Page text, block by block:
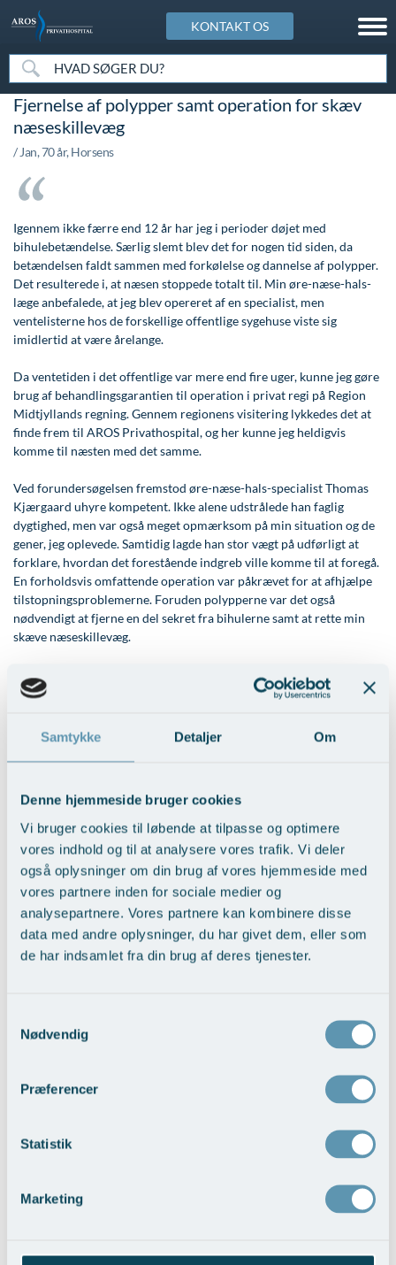
Samtykke Detaljer Om
Denne hjemmeside bruger cookies
Vi bruger cookies til løbende at tilpasse og optimere
vores indhold og til at analysere vores trafik. Vi deler
også oplysninger om din brug af vores hjemmeside med
vores partnere inden for sociale medier og
analysepartnere. Vores partnere kan kombinere disse
data med andre oplysninger, du har givet dem, eller som
de har indsamlet fra din brug af deres tjenester.
Nødvendig
Præferencer
Statistik
Marketing
Kosmetisk Center
Kosmetisk Center oversigt
Rynker, ældet og slap hud
Pigmentskjolder, solskader og fregner
Modermærker, vorter og gevækster
Akne og aknear
Karsprængninger ansigt, hals og bryst
Karsprængninger - ben
Ar og strækmærker
Uønsket hårvækst
Hårtab
Aldersprægede håndrygge
Kropsforyngelse og opstramning
Intim konturering/foryngelse
Mandlig genitalområde - forskønnelse
Kosmetisk Plastikkirurgi
Før / efter billeder
Art of Skin Academy
Art of Skin Academy
Botulinumtoksin (Botox) - Registreringskursus
Fillers - Registreringskursus
Hold 2026 - Tilmeld dig kursus
Kemisk peeling
Kombinerede avancerede teknikker
Modelopskrivning
Plasmaprodukter i æstetisk, kosmetisk og anti-
aging medicin
Prisliste
Skriv dig op
Speciallægepraksis
Øre-næse-hals speciallægepraksis
Speciallægepraksis i hudsygdomme
Patientforløb
Patientforløb
Forplejning
Kontrol og efterbehandling
Operation og indlæggelse
Patientudtalelser og anmeldelser
Sengestuer
Tidsbestilling
Udskrivelse
Info & Service
Info & Service
Besøgstider
Cookiepolitik
Finansiering af din behandling
Gavekort
Hvem kan blive behandlet på AROS
Ingen ventetid
Kontakt os & Find vej
Kvalitet og patienttilfredshed
Nyttige links
Parkering og opladning på AROS Privathospital
Persondatapolitik på AROS
Rygepolitik
Samarbejde mellem specialer
Sengestuer
Standardbetingelser for privatbetalte
Ventetid i det offentlige - Frit sygehusvalg
Om AROS
Om AROS
AROS historie
Jobmuligheder hos os
Kontakt os & Find vej
Nyheder & Artikler
Personale
Tilmeld dig til vores nyhedsbrev
Vores mål
KONTAKT OS
Fjernelse af polypper samt operation for skæv
næseskillevæg
/ Jan, 70 år, Horsens
Igennem ikke færre end 12 år har jeg i perioder døjet med
bihulebetændelse. Særlig slemt blev det for nogen tid siden, da
betændelsen faldt sammen med forkølelse og dannelse af polypper.
Det resulterede i, at næsen stoppede totalt til. Min øre-næse-hals-
læge anbefalede, at jeg blev opereret af en specialist, men
ventelisterne hos de forskellige offentlige sygehuse viste sig
imidlertid at være årelange.
Da ventetiden i det offentlige var mere end fire uger, kunne jeg gøre
brug af behandlingsgarantien til operation i privat regi på Region
Midtjyllands regning. Gennem regionens visitering lykkedes det at
finde frem til AROS Privathospital, og her kunne jeg heldigvis
komme til næsten med det samme.
Ved forundersøgelsen fremstod øre-næse-hals-specialist Thomas
Kjærgaard uhyre kompetent. Ikke alene udstrålede han faglig
dygtighed, men var også meget opmærksom på min situation og de
gener, jeg oplevede. Samtidig lagde han stor vægt på udførligt at
forklare, hvordan det forestående indgreb ville komme til at foregå.
En forholdsvis omfattende operation var påkrævet for at afhjælpe
tilstopningsproblemerne. Foruden polypperne var det også
nødvendigt at fjerne en del sekret fra bihulerne samt at rette min
skæve næseskillevæg.
Alt er nu, som det skal være. Næsen er ikke stoppet til siden
operationen, og der har heller ikke været andre problemer eller
Tilbage til Patienternes udtalelser
Kontakt Øre- Næse- Halsklinikken
Skriv hvis du har spørgsmål til os og vores behandlinger.
Navn